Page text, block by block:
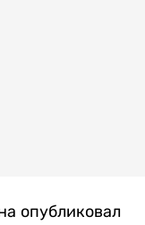
опубликовал